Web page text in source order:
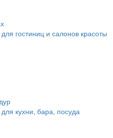
гостиниц и салонов красоты
кухни, бара, посуда